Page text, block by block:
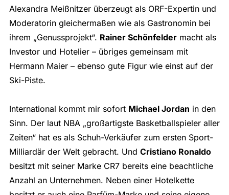
Alexandra Meißnitzer überzeugt als ORF-Expertin und
Moderatorin gleichermaßen wie als Gastronomin bei
ihrem „Genussprojekt“. Rainer Schönfeldermacht als
Investor und Hotelier – übriges gemeinsam mit
Hermann Maier – ebenso gute Figur wie einst auf der
Ski-Piste.
International kommt mir sofort Michael Jordan in den
Sinn. Der laut NBA „großartigste Basketballspieler aller
Zeiten“ hat es als Schuh-Verkäufer zum ersten Sport-
Milliardär der Welt gebracht. Und Cristiano Ronaldo
besitzt mit seiner Marke CR7 bereits eine beachtliche
Anzahl an Unternehmen. Neben einer Hotelkette